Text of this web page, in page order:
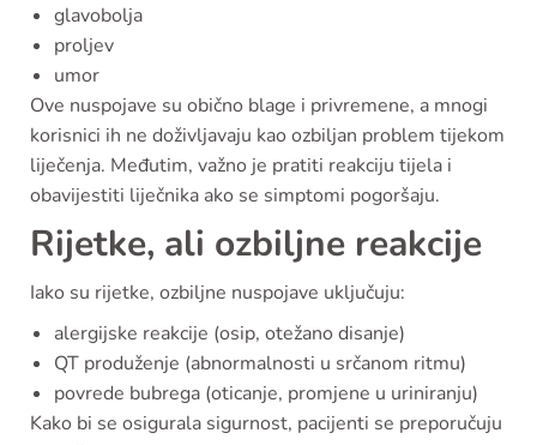
glavobolja
proljev
umor
Ove nuspojave su obično blage i privremene, a mnogi
korisnici ih ne doživljavaju kao ozbiljan problem tijekom
liječenja. Međutim, važno je pratiti reakciju tijela i
obavijestiti liječnika ako se simptomi pogoršaju.
Rijetke, ali ozbiljne reakcije
Iako su rijetke, ozbiljne nuspojave uključuju:
alergijske reakcije (osip, otežano disanje)
QT produženje (abnormalnosti u srčanom ritmu)
povrede bubrega (oticanje, promjene u uriniranju)
Kako bi se osigurala sigurnost, pacijenti se preporučuju